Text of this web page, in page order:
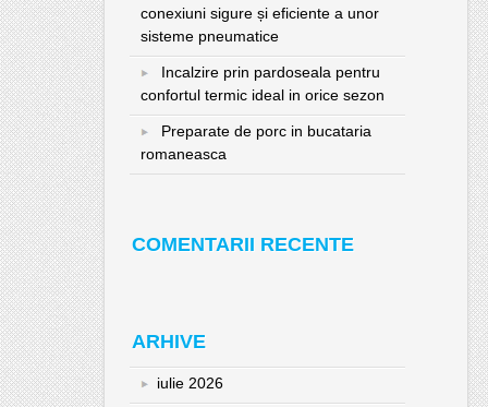
conexiuni sigure și eficiente a unor
sisteme pneumatice
Incalzire prin pardoseala pentru
confortul termic ideal in orice sezon
Preparate de porc in bucataria
romaneasca
COMENTARII RECENTE
ARHIVE
iulie 2026